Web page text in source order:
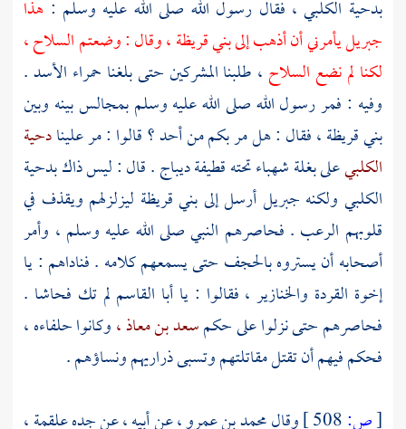
بدحية الكلبي ، فقال رسول الله صلى الله عليه وسلم : هذا
جبريليأمرني أن أذهب إلىبني قريظة ،وقال : وضعتم السلاح ،
لكنا لم نضع السلاح ، طلبنا المشركين حتى بلغنا حمراء الأسد .
وفيه : فمر رسول الله صلى الله عليه وسلم بمجالس بينه وبين
بني قريظة ،فقال : هل مر بكم من أحد ؟ قالوا : مر علينادحية
الكلبيعلى بغلة شهباء تحته قطيفة ديباج . قال : ليس ذاكبدحية
الكلبي ولكنه جبريلأرسل إلىبني قريظة ليزلزلهم ويقذف في
قلوبهم الرعب . فحاصرهم النبي صلى الله عليه وسلم ، وأمر
أصحابه أن يستروه بالحجف حتى يسمعهم كلامه . فناداهم : يا
إخوة القردة والخنازير ، فقالوا : يا أبا القاسم لم تك فحاشا .
فحاصرهم حتى نزلوا على حكمسعد بن معاذ ،وكانوا حلفاءه ،
فحكم فيهم أن تقتل مقاتلتهم وتسبى ذراريهم ونساؤهم .
[ص: وقالمحمد بن عمرو ،عن أبيه ، عن جدهعلقمة ،